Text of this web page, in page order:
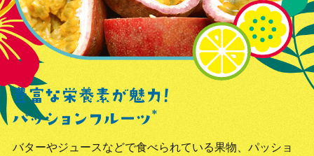
バターやジュースなどで食べられている果物、パッショ